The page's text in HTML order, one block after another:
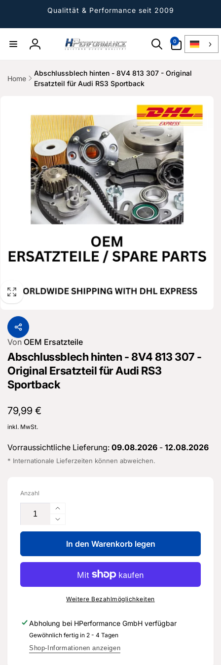
Qualittät & Performance seit 2009
Einloggen
0
Artikel
Home
Abschlussblech hinten - 8V4 813 307 - Original
Ersatzteil für Audi RS3 Sportback
Von OEM Ersatzteile
Abschlussblech hinten - 8V4 813 307 -
Original Ersatzteil für Audi RS3
Sportback
Normaler
Preis
79,99 €
inkl. MwSt.
Vorraussichtliche Lieferung: 09.08.2026 - 12.08.2026
* Internationale Lieferzeiten können abweichen.
Anzahl
Erhöhe
die
Menge
für
Abschlussblech
hinten
8V4
813
Original
Ersatzteil
für
Verringere
die
Menge
für
Abschlussblech
hinten
-
8V4
-
Original
Ersatzteil
In den Warenkorb legen
Weitere Bezahlmöglichkeiten
Abholung bei HPerformance GmbH verfügbar
Gewöhnlich fertig in 2 - 4 Tagen
Shop-Informationen anzeigen